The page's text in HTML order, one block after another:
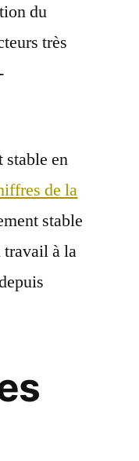
du
très
stable en
de la
stable
travail à la